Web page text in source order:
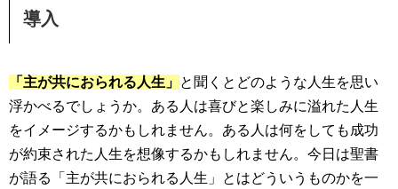
導入
「主が共におられる人生」 と聞くとどのような人生を思い
浮かべるでしょうか。ある人は喜びと楽しみに溢れた人生
をイメージするかもしれません。ある人は何をしても成功
が約束された人生を想像するかもしれません。今日は聖書
が語る「主が共におられる人生」とはどういうものかを一